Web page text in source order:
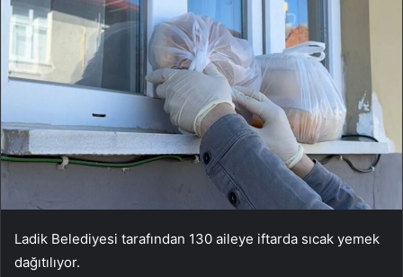
Ladik Belediyesi tarafından 130 aileye iftarda sıcak yemek
dağıtılıyor.